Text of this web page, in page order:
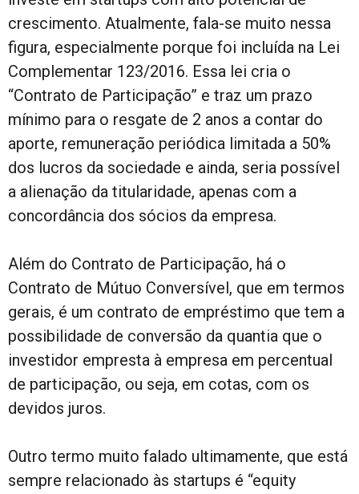
crescimento. Atualmente, fala-se muito nessa
figura, especialmente porque foi incluída na Lei
Complementar 123/2016. Essa lei cria o
“Contrato de Participação” e traz um prazo
mínimo para o resgate de 2 anos a contar do
aporte, remuneração periódica limitada a 50%
dos lucros da sociedade e ainda, seria possível
a alienação da titularidade, apenas com a
concordância dos sócios da empresa.
Além do Contrato de Participação, há o
Contrato de Mútuo Conversível, que em termos
gerais, é um contrato de empréstimo que tem a
possibilidade de conversão da quantia que o
investidor empresta à empresa em percentual
de participação, ou seja, em cotas, com os
devidos juros.
Outro termo muito falado ultimamente, que está
sempre relacionado às startups é “equity